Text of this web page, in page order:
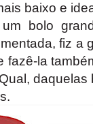
baixo e
bolo
fiz a
fazê-la